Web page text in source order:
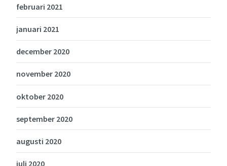
februari 2021
januari 2021
december 2020
november 2020
oktober 2020
september 2020
augusti 2020
juli 2020